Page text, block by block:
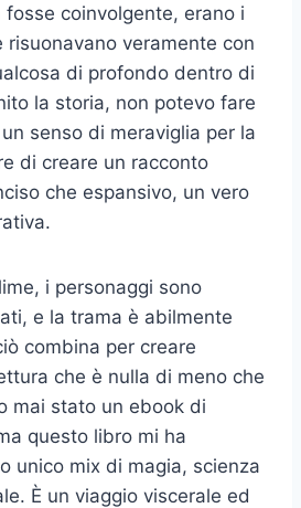
coinvolgente, erano i
risuonavano veramente con
di profondo dentro di
la storia, non potevo fare
senso di meraviglia per la
di creare un racconto
che espansivo, un vero
i personaggi sono
e la trama è abilmente
combina per creare
che è nulla di meno che
mai stato un ebook di
questo libro mi ha
unico mix di magia, scienza
È un viaggio viscerale ed